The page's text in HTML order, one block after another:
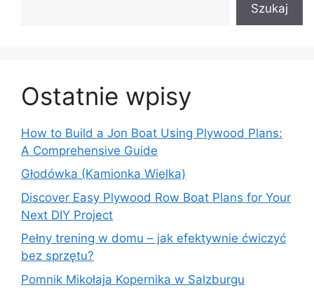
Szukaj
Ostatnie wpisy
How to Build a Jon Boat Using Plywood Plans:
A Comprehensive Guide
Głodówka (Kamionka Wielka)
Discover Easy Plywood Row Boat Plans for Your
Next DIY Project
Pełny trening w domu – jak efektywnie ćwiczyć
bez sprzętu?
Pomnik Mikołaja Kopernika w Salzburgu